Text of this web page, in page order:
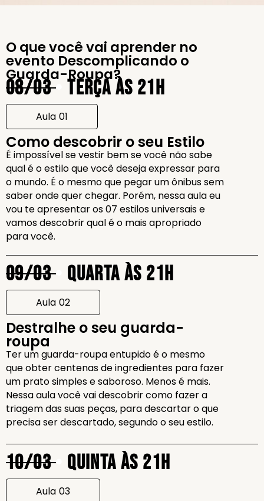
O que você vai aprender no
evento Descomplicando o
Guarda-Roupa?
08/03• Terça às 21h
Aula 01
Como descobrir o seu Estilo
É impossível se vestir bem se você não sabe
qual é o estilo que você deseja expressar para
o mundo. É o mesmo que pegar um ônibus sem
saber onde quer chegar. Porém, nessa aula eu
vou te apresentar os 07 estilos universais e
vamos descobrir qual é o mais apropriado
para você.
09/03• Quarta às 21h
Aula 02
Destralhe o seu guarda-
roupa
Ter um guarda-roupa entupido é o mesmo
que obter centenas de ingredientes para fazer
um prato simples e saboroso. Menos é mais.
Nessa aula você vai descobrir como fazer a
triagem das suas peças, para descartar o que
precisa ser descartado, segundo o seu estilo.
10/03• Quinta às 21h
Aula 03